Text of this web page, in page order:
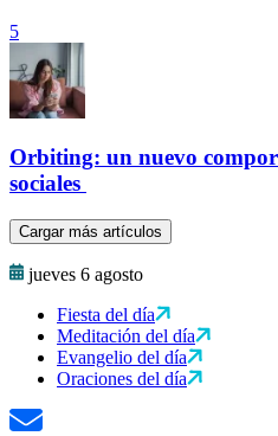
5
Orbiting: un nuevo
sociales
Cargar más artículos
jueves 6 agosto
Fiesta del día
Meditación del día
Evangelio del día
Oraciones del día